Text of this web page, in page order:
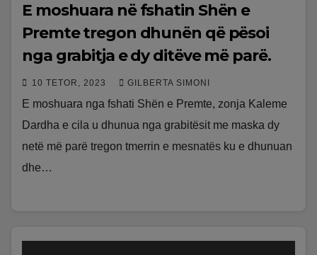
E moshuara në fshatin Shën e
Premte tregon dhunën që pësoi
nga grabitja e dy ditëve më parë.
10 TETOR, 2023 GILBERTA SIMONI
E moshuara nga fshati Shën e Premte, zonja Kaleme
Dardha e cila u dhunua nga grabitësit me maska dy
netë më parë tregon tmerrin e mesnatës ku e dhunuan
dhe…